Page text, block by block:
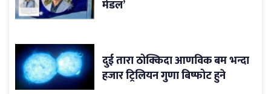
मेडल’
दुई तारा ठोक्किदा आणविक बम भन्दा
हजार ट्रिलियन गुणा बिष्फोट हुने